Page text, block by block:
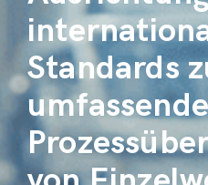
Standards